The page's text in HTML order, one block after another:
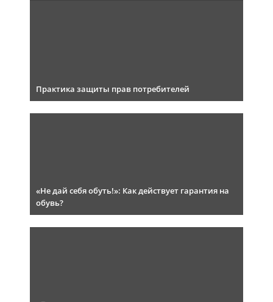
Практика защиты прав потребителей
«Не дай себя обуть!»: Как действует гарантия на
обувь?